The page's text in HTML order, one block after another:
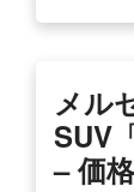
メル
SUV
– 価